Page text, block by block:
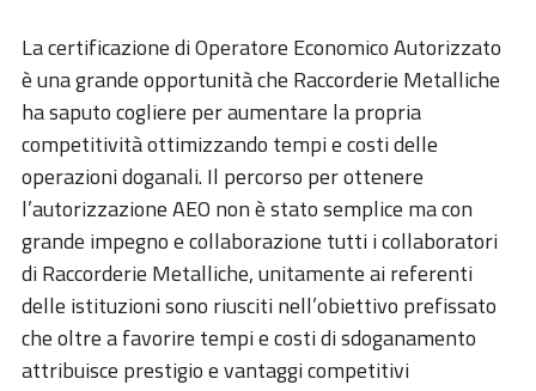
BIM
HIGHLIGHTS
CONTATTI
DOWNLOAD
La certificazione di Operatore Economico Autorizzato
è una grande opportunità che Raccorderie Metalliche
ha saputo cogliere per aumentare la propria
competitività ottimizzando tempi e costi delle
operazioni doganali. Il percorso per ottenere
l’autorizzazione AEO non è stato semplice ma con
grande impegno e collaborazione tutti i collaboratori
di Raccorderie Metalliche, unitamente ai referenti
delle istituzioni sono riusciti nell’obiettivo prefissato
che oltre a favorire tempi e costi di sdoganamento
attribuisce prestigio e vantaggi competitivi